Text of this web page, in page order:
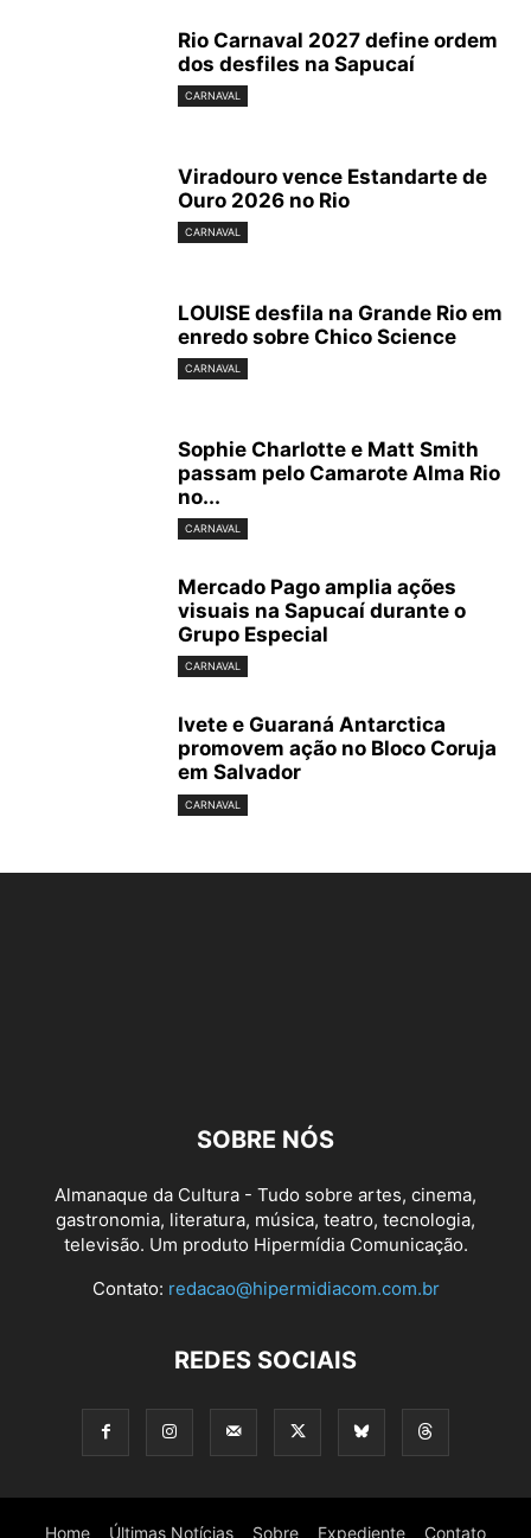
Rio Carnaval 2027 define ordem
dos desfiles na Sapucaí
CARNAVAL
Viradouro vence Estandarte de
Ouro 2026 no Rio
CARNAVAL
LOUISE desfila na Grande Rio em
enredo sobre Chico Science
CARNAVAL
Sophie Charlotte e Matt Smith
passam pelo Camarote Alma Rio
no...
CARNAVAL
Mercado Pago amplia ações
visuais na Sapucaí durante o
Grupo Especial
CARNAVAL
Ivete e Guaraná Antarctica
promovem ação no Bloco Coruja
em Salvador
CARNAVAL
SOBRE NÓS
Almanaque da Cultura - Tudo sobre artes, cinema,
gastronomia, literatura, música, teatro, tecnologia,
televisão. Um produto Hipermídia Comunicação.
Contato: redacao@hipermidiacom.com.br
REDES SOCIAIS
Home Últimas Notícias Sobre Expediente Contato